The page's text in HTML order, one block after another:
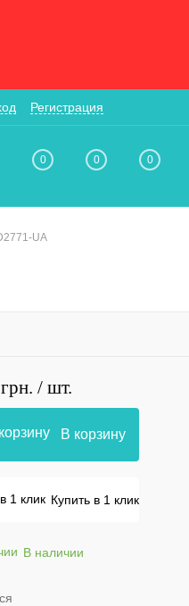
Регистрация
0 0 0
UA
/ шт.
В корзину
Купить в 1 клик
В наличии